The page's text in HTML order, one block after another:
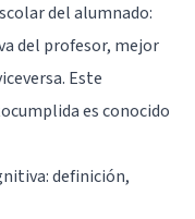
del alumnado:
del profesor, mejor
Este
es conocido
definición,